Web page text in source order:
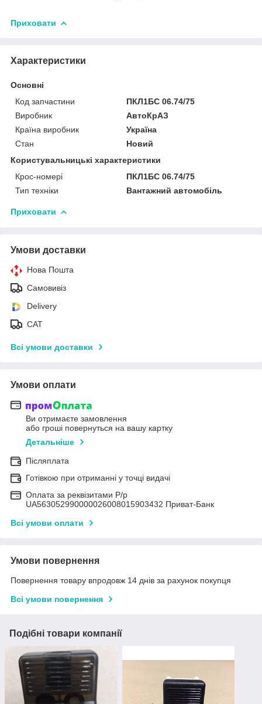
Приховати
Характеристики
Основні
Код запчастини
ПКЛ1БС 06.74/75
Виробник
АвтоКрАЗ
Країна виробник
Україна
Стан
Новий
Користувальницькі характеристики
Крос-номері
ПКЛ1БС 06.74/75
Тип техніки
Вантажний автомобіль
Приховати
Умови доставки
Нова Пошта
Самовивіз
Delivery
САТ
Всі умови доставки
Умови оплати
Ви отримаєте замовлення
або гроші повернуться на вашу картку
Детальніше
Післяплата
Готівкою при отриманні у точці видачі
Оплата за реквізитами Р/р
UA563052990000026008015903432 Приват-Банк
Всі умови оплати
Умови повернення
Повернення товару впродовж 14 днів за рахунок покупця
Всі умови повернення
Подібні товари компанії